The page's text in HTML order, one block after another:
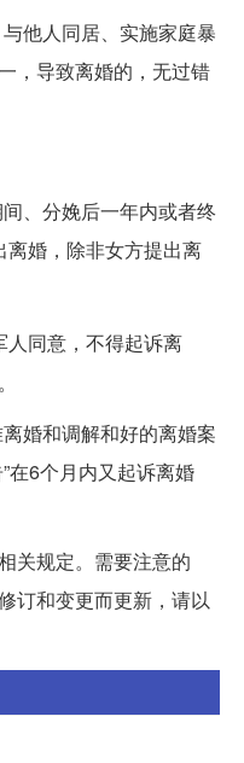
他人同居、实施家庭暴
，导致离婚的，无过错
、分娩后一年内或者终
婚，除非女方提出离
人同意，不得起诉离
婚和调解和好的离婚案
在6个月内又起诉离婚
关规定。需要注意的
订和变更而更新，请以